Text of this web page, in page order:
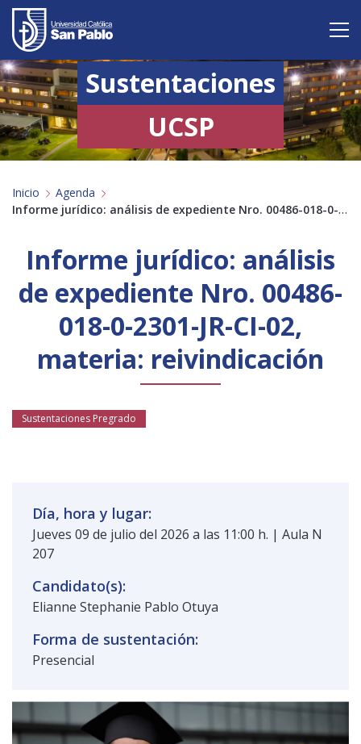
Vive San Pablo
Admisión
Carreras
Postgrado
Investigación
Servicio y proyección a la sociedad
Profesores Antiguos Alumnos Padres
Empresas
Público general
Licenciamiento Biblioteca Noticias
Sustentaciones
UCSP
Inicio Agenda
Informe jurídico: análisis de expediente Nro. 00486-018-0-2301-JR-CI-02, materia: reivindicación
Informe jurídico: análisis
de expediente Nro. 00486-
018-0-2301-JR-CI-02,
materia: reivindicación
Sustentaciones Pregrado
Día, hora y lugar:
Jueves 09 de julio del 2026 a las 11:00 h. | Aula N
207
Candidato(s):
Elianne Stephanie Pablo Otuya
Forma de sustentación:
Presencial